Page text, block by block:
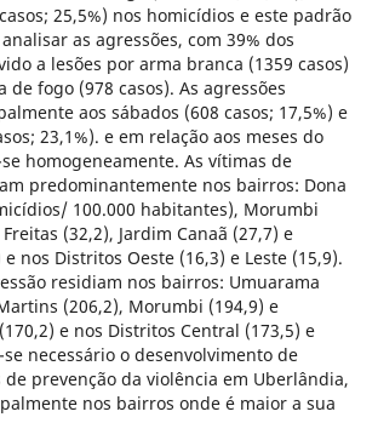
25,5%) nos homicídios e este padrão
as agressões, com 39% dos
a lesões por arma branca (1359 casos)
de fogo (978 casos). As agressões
aos sábados (608 casos; 17,5%) e
23,1%). e em relação aos meses do
homogeneamente. As vítimas de
predominantemente nos bairros: Dona
100.000 habitantes), Morumbi
(32,2), Jardim Canaã (27,7) e
nos Distritos Oeste (16,3) e Leste (15,9).
residiam nos bairros: Umuarama
(206,2), Morumbi (194,9) e
e nos Distritos Central (173,5) e
se necessário o desenvolvimento de
prevenção da violência em Uberlândia,
nos bairros onde é maior a sua